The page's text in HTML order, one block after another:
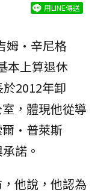
用LINE傳送
姆·辛尼格
本上算退休
2012年卸
，體現他從導
爾·普萊斯
諾。
他說，他認為